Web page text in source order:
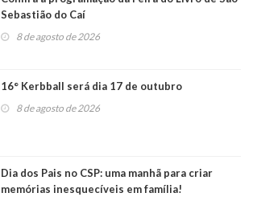
Sebastião do Caí
8 de agosto de 2026
16° Kerbball será dia 17 de outubro
8 de agosto de 2026
Dia dos Pais no CSP: uma manhã para criar
memórias inesquecíveis em família!